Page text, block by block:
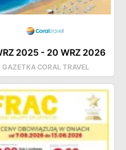
2025-20 WRZ 2026
GAZETKA CORAL TRAVEL